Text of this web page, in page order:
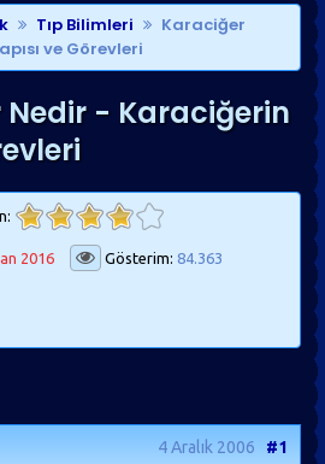
Tıp Bilimleri
Karaciğer
ve Görevleri
Nedir - Karaciğerin
2016 Gösterim: 84.363
4 Aralık 2006 #1